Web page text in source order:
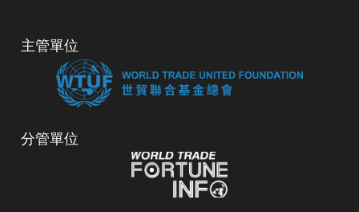
主管單位
分管單位